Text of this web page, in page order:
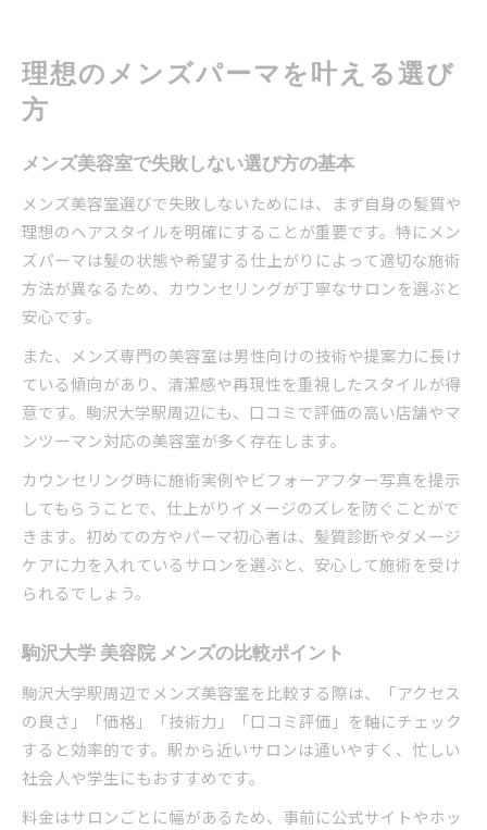
メンズ美容室の再現性が高い理由とは
朝のセットが楽になるパーマ提案
扱いやすさ重視のメンズ美容室の特徴
再現性を叶えるカウンセリングの重要性
清潔感あふれるヘアを駒沢大学駅近で
メンズ美容室で清潔感ある髪型を実現
駒沢大学駅 美容院で印象アップのポイント
通いやすい美容室選びと清潔感の両立
駒沢大学 美容院 メンズで好感度アップ
通いやすい駅周辺メンズ美容室の特徴
メンズ美容室の通いやすさを徹底解説
駒沢大学駅 美容院のアクセス比較
駅近のメンズ美容室で忙しい方も安心
駒沢大学 美容院 メンズの利便性を紹介
ホットペッパービューティー掲載店の選び方
メンズ美容室の口コミでわかる実力
駒沢大学 美容院 メンズの評判をチェック
満足度が高いサロンの特徴とは何か
口コミで選ぶメンズ美容室の安心感
ホットペッパービューティーの活用ポイント
扱いやすく長持ちするパーマの秘訣とは
理想のメンズパーマを叶える選び
方
メンズ美容室で失敗しない選び方の基本
メンズ美容室選びで失敗しないためには、まず自身の髪質や
理想のヘアスタイルを明確にすることが重要です。特にメン
ズパーマは髪の状態や希望する仕上がりによって適切な施術
方法が異なるため、カウンセリングが丁寧なサロンを選ぶと
安心です。
また、メンズ専門の美容室は男性向けの技術や提案力に長け
ている傾向があり、清潔感や再現性を重視したスタイルが得
意です。駒沢大学駅周辺にも、口コミで評価の高い店舗やマ
ンツーマン対応の美容室が多く存在します。
カウンセリング時に施術実例やビフォーアフター写真を提示
してもらうことで、仕上がりイメージのズレを防ぐことがで
きます。初めての方やパーマ初心者は、髪質診断やダメージ
ケアに力を入れているサロンを選ぶと、安心して施術を受け
られるでしょう。
駒沢大学 美容院 メンズの比較ポイント
駒沢大学駅周辺でメンズ美容室を比較する際は、「アクセス
の良さ」「価格」「技術力」「口コミ評価」を軸にチェック
すると効率的です。駅から近いサロンは通いやすく、忙しい
社会人や学生にもおすすめです。
料金はサロンごとに幅があるため、事前に公式サイトやホッ